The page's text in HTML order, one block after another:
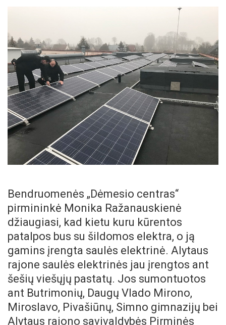
Bendruomenės „Dėmesio centras“
pirmininkė Monika Ražanauskienė
džiaugiasi, kad kietu kuru kūrentos
patalpos bus su šildomos elektra, o ją
gamins įrengta saulės elektrinė. Alytaus
rajone saulės elektrinės jau įrengtos ant
šešių viešųjų pastatų. Jos sumontuotos
ant Butrimonių, Daugų Vlado Mirono,
Miroslavo, Pivašiūnų, Simno gimnazijų bei
Alytaus rajono savivaldybės Pirminės